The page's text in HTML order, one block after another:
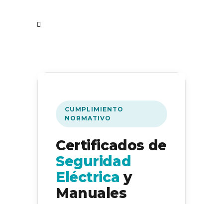
CUMPLIMIENTO
NORMATIVO
Certificados de
Seguridad
Eléctrica y
Manuales